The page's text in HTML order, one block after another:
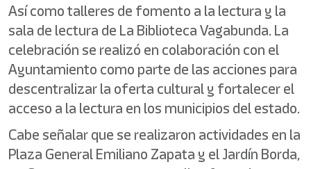
Así como talleres de fomento a la lectura y la
sala de lectura de La Biblioteca Vagabunda. La
celebración se realizó en colaboración con el
Ayuntamiento como parte de las acciones para
descentralizar la oferta cultural y fortalecer el
acceso a la lectura en los municipios del estado.
Cabe señalar que se realizaron actividades en la
Plaza General Emiliano Zapata y el Jardín Borda,